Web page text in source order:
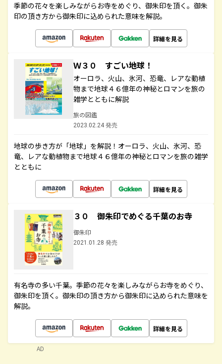
季節の花々を楽しみながらお寺をめぐり、御朱印を頂く。御朱
印の頂き方から御朱印に込められた意味を解説。
詳細を見る
Ｗ３０ すごい地球！
オーロラ、火山、氷河、恐竜、レアな動植
物まで地球４６億年の神秘とロマンを旅の
雑学とともに解説
旅の図鑑
2023.02.24 発売
地球の歩き方が「地球」を解説！オーロラ、火山、氷河、恐
竜、レアな動植物まで地球４６億年の神秘とロマンを旅の雑学
とともに
詳細を見る
３０ 御朱印でめぐる千葉のお寺
御朱印
2021.01.28 発売
有名寺の多い千葉。季節の花々を楽しみながらお寺をめぐり、
御朱印を頂く。御朱印の頂き方から御朱印に込められた意味を
解説。
詳細を見る
AD